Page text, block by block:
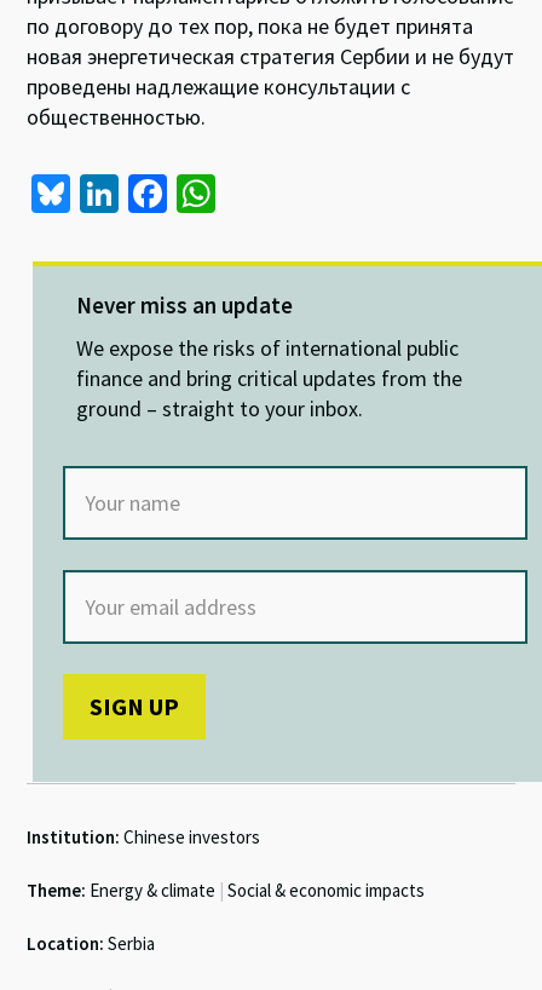
по договору до тех пор, пока не будет принята
новая энергетическая стратегия Сербии и не будут
проведены надлежащие консультации с
общественностью.
Bl
es
ky
Li
ke
dI
n
Fa
b
o
o
k
at
sA
p
p
Never miss an update
We expose the risks of international public
finance and bring critical updates from the
ground – straight to your inbox.
Institution: Chinese investors
Theme: Energy & climate Social & economic impacts
Location: Serbia